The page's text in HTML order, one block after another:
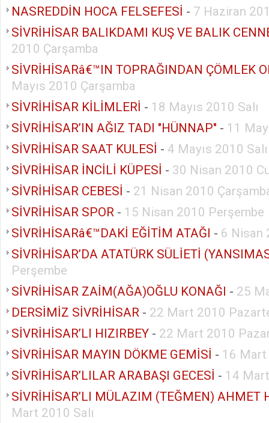
NASREDDİN HOCA FELSEFESİ - 7 Haziran
SİVRİHİSAR BALIKDAMI KUŞ VE BALIK
2010 Çarşamba
SİVRİHİSARâ€™IN TOPRAĞINDAN ÇÖMLEK
Mayıs 2010 Çarşamba
SİVRİHİSAR KİLİMLERİ - 18 Mayıs 2010 Salı
SİVRİHİSAR’IN AĞIZ TADI "HÜNNAP" - 11
SİVRİHİSAR SAAT KULESİ - 4 Mayıs 2010 Salı
SİVRİHİSAR İNCİLİ KÜPESİ - 30 Nisan 2010
SİVRİHİSAR CEBESİ - 21 Nisan 2010
SİVRİHİSAR SPOR - 15 Nisan 2010 Perşembe
SİVRİHİSARâ€™DAKİ EĞİTİM ATAĞI - 6 Nisan
Perşembe
SİVRİHİSAR ZAİM(AĞA)OĞLU KONAĞI - 25
DERSİMİZ SİVRİHİSAR - 22 Mart 2010
SİVRİHİSAR’LI HIZIRBEY - 22 Mart 2010
SİVRİHİSAR MAYIN DÖKME GEMİSİ - 16 Mart
SİVRİHİSAR’LILAR ARABAŞI GECESİ - 14
SİVRİHİSAR’LI MÜLAZIM (TEĞMEN) AHMET
Mart 2010 Salı